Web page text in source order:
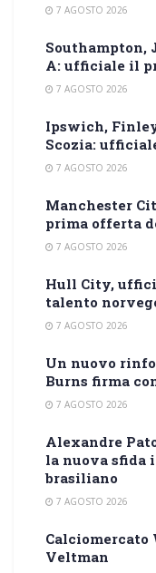
7 AGOSTO 2026
Southampton,
A: ufficiale il
7 AGOSTO 2026
Ipswich,
Scozia:
7 AGOSTO 2026
Manchester
prima offerta
7 AGOSTO 2026
Hull City,
talento
7 AGOSTO 2026
Un nuovo
Burns firma
7 AGOSTO 2026
Alexandre
la nuova sfida
brasiliano
7 AGOSTO 2026
Calciomercato
Veltman